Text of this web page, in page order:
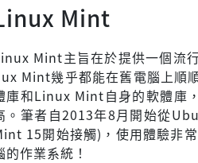
Mint
Mint主旨在於提供一個流
Mint幾乎都能在舊電腦上順
庫和Linux Mint自身的軟體庫
。筆者自2013年8月開始從
15開始接觸)，使用體驗非
的作業系統！